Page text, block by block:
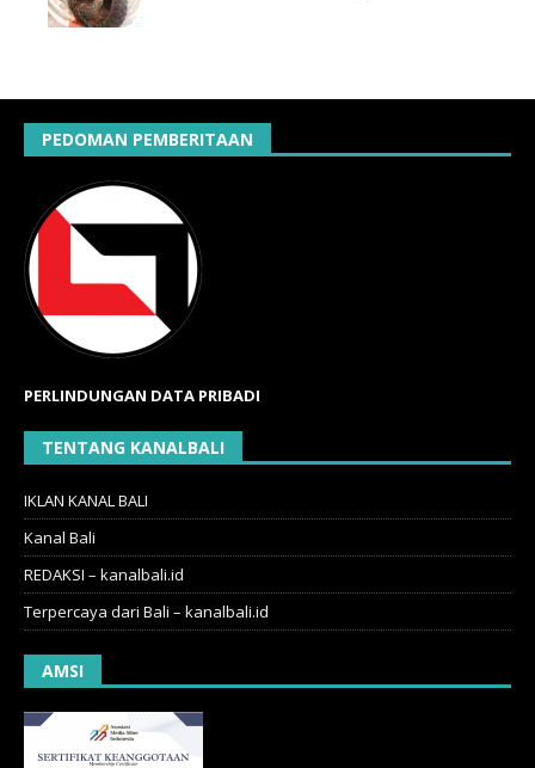
PEDOMAN PEMBERITAAN
PERLINDUNGAN DATA PRIBADI
TENTANG KANALBALI
IKLAN KANAL BALI
Kanal Bali
REDAKSI – kanalbali.id
Terpercaya dari Bali – kanalbali.id
AMSI